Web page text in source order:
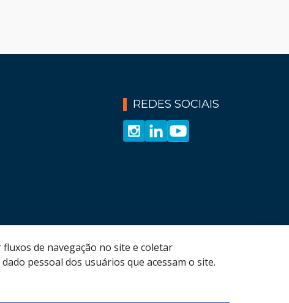
REDES SOCIAIS
de navegação no site e coletar
pessoal dos usuários que acessam o site.